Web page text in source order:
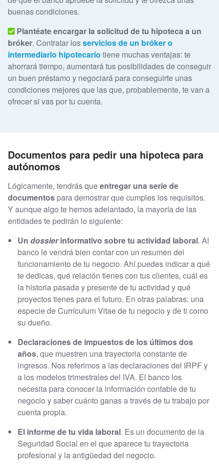
buenas condiciones.
Plantéate encargar la solicitud de tu hipoteca a un
bróker. Contratar losservicios de un bróker o
intermediario hipotecario tiene muchas ventajas: te
ahorrará tiempo, aumentará tus posibilidades de conseguir
un buen préstamo y negociará para conseguirte unas
condiciones mejores que las que, probablemente, te van a
ofrecer si vas por tu cuenta.
Documentos para pedir una hipoteca para
autónomos
Lógicamente, tendrás queentregar una serie de
documentos para demostrar que cumples los requisitos.
Y aunque algo te hemos adelantado, la mayoría de las
entidades te pedirán lo siguiente:
Un dossierinformativo sobre tu actividad laboral. Al
banco le vendrá bien contar con un resumen del
funcionamiento de tu negocio. Ahí puedes indicar a qué
te dedicas, qué relación tienes con tus clientes, cuál es
la historia pasada y presente de tu actividad y qué
proyectos tienes para el futuro. En otras palabras: una
especie de Currículum Vitae de tu negocio y de ti como
su dueño.
Declaraciones de impuestos de los últimos dos
años, que muestren una trayectoria constante de
ingresos. Nos referimos a las declaraciones del IRPF y
a los modelos trimestrales del IVA. El banco los
necesita para conocer la información contable de tu
negocio y saber cuánto ganas a través de tu trabajo por
cuenta propia.
El informe de tu vida laboral. Es un documento de la
Seguridad Social en el que aparece tu trayectoria
profesional y la antigüedad del negocio.